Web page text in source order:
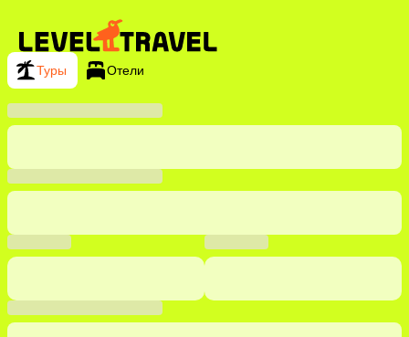
Туры Отели